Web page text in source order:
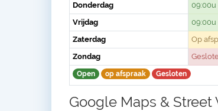
Donderdag
09:00u
Vrijdag
09:00u
Zaterdag
Op
Zondag
Open op afspraak Gesloten
Google Maps & Street